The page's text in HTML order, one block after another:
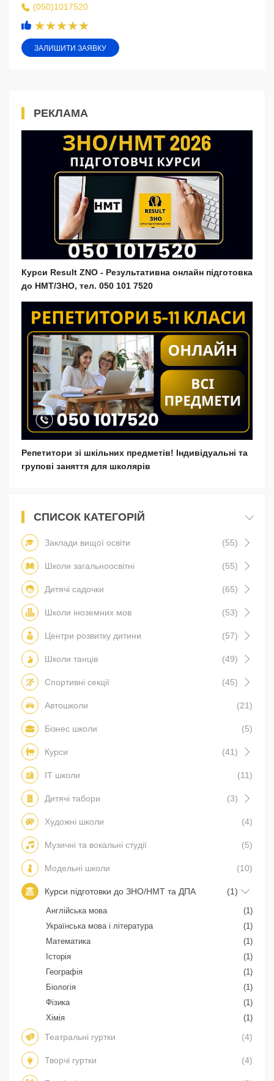
(050)1017520
ЗАЛИШИТИ ЗАЯВКУ
СПИСОК КАТЕГОРІЙ
Заклади вищої освіти (55)
Школи загальноосвітні (55)
Дитячі садочки (65)
Школи іноземних мов (53)
Центри розвитку дитини (57)
Школи танців (49)
Спортивні секції (45)
Автошколи (21)
Бізнес школи (5)
Курси (41)
IT школи (11)
Дитячі табори (3)
Художні школи (4)
Музичні та вокальні студії (5)
Модельні школи (10)
Курси підготовки до ЗНО/НМТ та ДПА (1)
Англійська мова
(1)
Українська мова і література
(1)
Математика
(1)
Історія
(1)
Географія
(1)
Біологія
(1)
Фізика
(1)
Хімія
(1)
Театральні гуртки (4)
Творчі гуртки (4)
РЕКЛАМА
Курси Result ZNO - Результативна онлайн підготовка
до НМТ/ЗНО, тел. 050 101 7520
Репетитори зі шкільних предметів! Індивідуальні та
групові заняття для школярів